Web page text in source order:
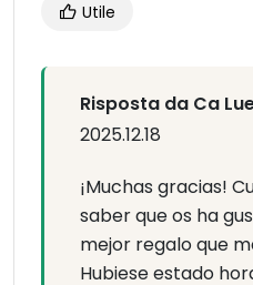
Utile
Risposta da Ca
2025.12.18
¡Muchas gracias!
saber que os ha
mejor regalo que
Hubiese estado